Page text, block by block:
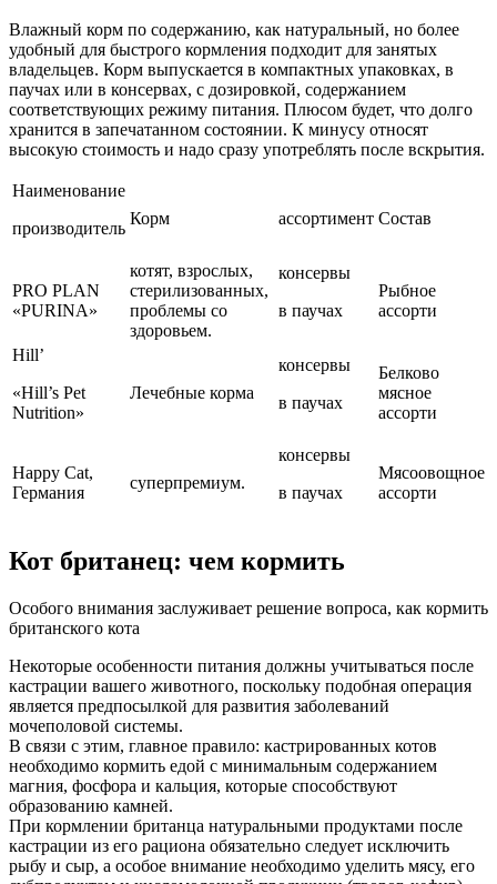
Влажный корм по содержанию, как натуральный, но более
удобный для быстрого кормления подходит для занятых
владельцев. Корм выпускается в компактных упаковках, в
паучах или в консервах, с дозировкой, содержанием
соответствующих режиму питания. Плюсом будет, что долго
хранится в запечатанном состоянии. К минусу относят
высокую стоимость и надо сразу употреблять после вскрытия.
Наименование
производитель
Корм ассортимент Состав
PRO PLAN
«PURINA»
котят, взрослых,
стерилизованных,
проблемы со
здоровьем.
консервы
в паучах
Рыбное
ассорти
Hill’
«Hill’s Pet
Nutrition»
Лечебные корма
консервы
в паучах
Белково
мясное
ассорти
Happy Cat,
Германия
суперпремиум.
консервы
в паучах
Мясоовощное
ассорти
Кот британец: чем кормить
Особого внимания заслуживает решение вопроса, как кормить
британского кота
Некоторые особенности питания должны учитываться после
кастрации вашего животного, поскольку подобная операция
является предпосылкой для развития заболеваний
мочеполовой системы.
В связи с этим, главное правило: кастрированных котов
необходимо кормить едой с минимальным содержанием
магния, фосфора и кальция, которые способствуют
образованию камней.
При кормлении британца натуральными продуктами после
кастрации из его рациона обязательно следует исключить
рыбу и сыр, а особое внимание необходимо уделить мясу, его